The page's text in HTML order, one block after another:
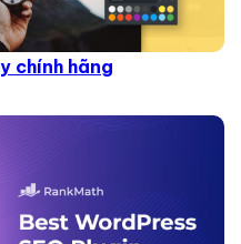
chính hãng